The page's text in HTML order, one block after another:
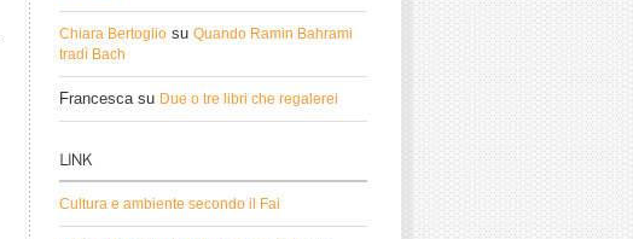
Chiara Bertoglio su Quando Ramin Bahrami
tradì Bach
Francescasu Due o tre libri che regalerei
Cultura e ambiente secondo il Fai